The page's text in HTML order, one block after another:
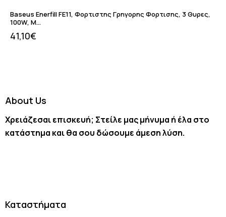
Baseus Enerfill FE11, Φορτιστης Γρηγορης Φορτισης, 3 Θυρες,
100W, Μ…
41,10€
About Us
Χρειάζεσαι επισκευή; Στείλε μας μήνυμα ή έλα στο
κατάστημα και θα σου δώσουμε άμεση λύση.
Καταστήματα